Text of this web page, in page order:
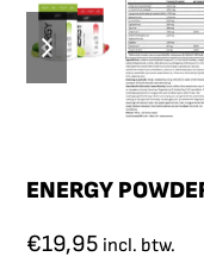
ENERGY
€19,95 incl. btw.